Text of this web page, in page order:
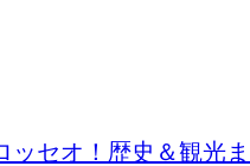
ッセオ！歴史＆観光